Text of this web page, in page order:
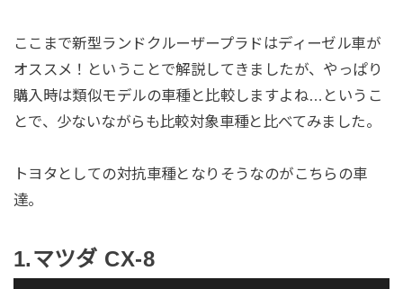
ここまで新型ランドクルーザープラドはディーゼル車が
オススメ！ということで解説してきましたが、やっぱり
購入時は類似モデルの車種と比較しますよね…というこ
とで、少ないながらも比較対象車種と比べてみました。
トヨタとしての対抗車種となりそうなのがこちらの車
達。
1.マツダ CX-8